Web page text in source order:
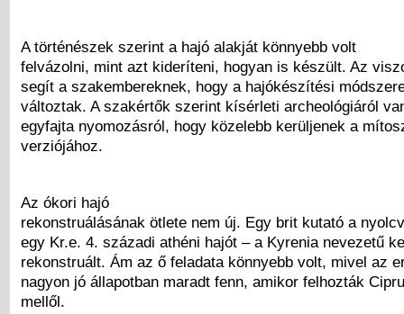
A történészek szerint a hajó alakját könnyebb volt
felvázolni, mint azt kideríteni, hogyan is készült. Az
segít a szakembereknek, hogy a hajókészítési
változtak. A szakértők szerint kísérleti archeológiáról
egyfajta nyomozásról, hogy közelebb kerüljenek a
verziójához.
Az ókori hajó
rekonstruálásának ötlete nem új. Egy brit kutató a
egy Kr.e. 4. századi athéni hajót – a Kyrenia nevezetű
rekonstruált. Ám az ő feladata könnyebb volt, mivel az
nagyon jó állapotban maradt fenn, amikor felhozták
mellől.